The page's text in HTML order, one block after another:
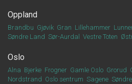
Oppland
Brandbu Gjøvik Gran Lillehammer
Søndre Land Sør-Aurdal Vestre Toten
Oslo
Alna Bjerke Frogner Gamle Oslo Grorud
Nordstrand Oslo sentrum Sagene